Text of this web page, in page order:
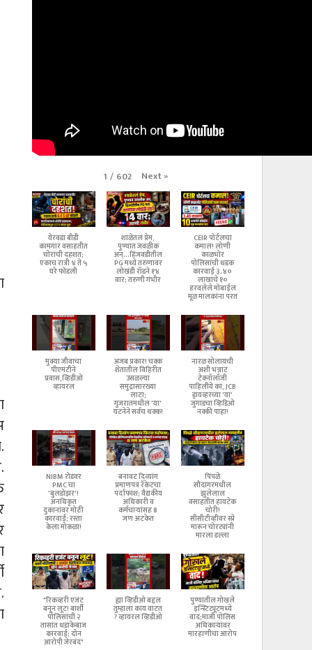
1 / 602 Next»
येरवडा बीडी
कामगार वसाहतीत
चोरांची दहशत;
एकाच रात्री ४ ते ५
घरे फोडली
शाळेतलं प्रेम,
पुण्यात जवळीक
अन्...हिंजवडीतील
PG मध्ये तरुणावर
लोखंडी रॉडने १४
वार; तरुणी गंभीर
CEIR पोर्टलचा
कमाल! लोणी
काळभोर
पोलिसांची धडक
कारवाई ३.४०
लाखांचे १०
हरवलेले मोबाईल
मूळ मालकांना परत
मुक्या जीवाचा
पीएमटीने
प्रवास,व्हिडीओ
व्हायरल
अजब प्रकार! चक्क
शेतातील विहिरीत
उसळल्या
समुद्रासारख्या
लाटा;
गुजरातमधील 'या'
घटनेने सर्वच थक्क!
नारळ सोलायची
अशी भन्नाट
टेक्नॉलॉजी
पाहिलीये का, JCB
ड्रायव्हरच्या 'या'
जुगाडचा व्हिडिओ
नक्की पाहा!
NIBM रोडवर
PMC चा
'बुलडोझर'!
अनधिकृत
दुकानांवर मोठी
कारवाई; रस्ता
केला मोकळा!
बनावट दिव्यांग
प्रमाणपत्र रॅकेटचा
पर्दाफाश; वैद्यकीय
अधिकारी व
कर्मचाऱ्यांसह 8
जण अटकेत
पिंपळे
सौदागरमधील
झुलेलाल
वसाहतीत हायटेक
चोरी!
सीसीटीव्हीवर स्प्रे
मारून चोरट्यांनी
मारला डल्ला
"रिकव्हरी एजंट
बनून लूट! बार्शी
पोलिसांची २
तासांत धडाकेबाज
कारवाई; दोन
आरोपी जेरबंद"
ह्या व्हिडीओ बद्दल
तुम्हाला काय वाटत
? व्हायरल व्हिडीओ
पुण्यातील गोखले
इन्स्टिट्यूटमध्ये
वाद;माजी पोलिस
अधिकाऱ्यांवर
मारहाणीचा आरोप